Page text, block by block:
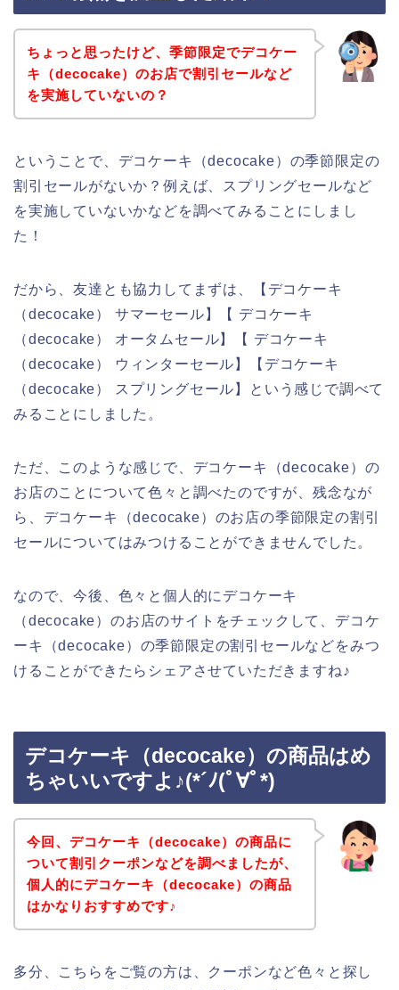
ちょっと思ったけど、季節限定でデコケー
キ（decocake）のお店で割引セールなど
を実施していないの？
ということで、デコケーキ（decocake）の季節限定の
割引セールがないか？例えば、スプリングセールなど
を実施していないかなどを調べてみることにしまし
た！
だから、友達とも協力してまずは、【デコケーキ
（decocake） サマーセール】【 デコケーキ
（decocake） オータムセール】【 デコケーキ
（decocake） ウィンターセール】【デコケーキ
（decocake） スプリングセール】という感じで調べて
みることにしました。
ただ、このような感じで、デコケーキ（decocake）の
お店のことについて色々と調べたのですが、残念なが
ら、デコケーキ（decocake）のお店の季節限定の割引
セールについてはみつけることができませんでした。
なので、今後、色々と個人的にデコケーキ
（decocake）のお店のサイトをチェックして、デコケ
ーキ（decocake）の季節限定の割引セールなどをみつ
けることができたらシェアさせていただきますね♪
デコケーキ（decocake）の商品はめ
ちゃいいですよ♪(*´ﾉ(ﾟ∀ﾟ*)
今回、デコケーキ（decocake）の商品に
ついて割引クーポンなどを調べましたが、
個人的にデコケーキ（decocake）の商品
はかなりおすすめです♪
多分、こちらをご覧の方は、クーポンなど色々と探し